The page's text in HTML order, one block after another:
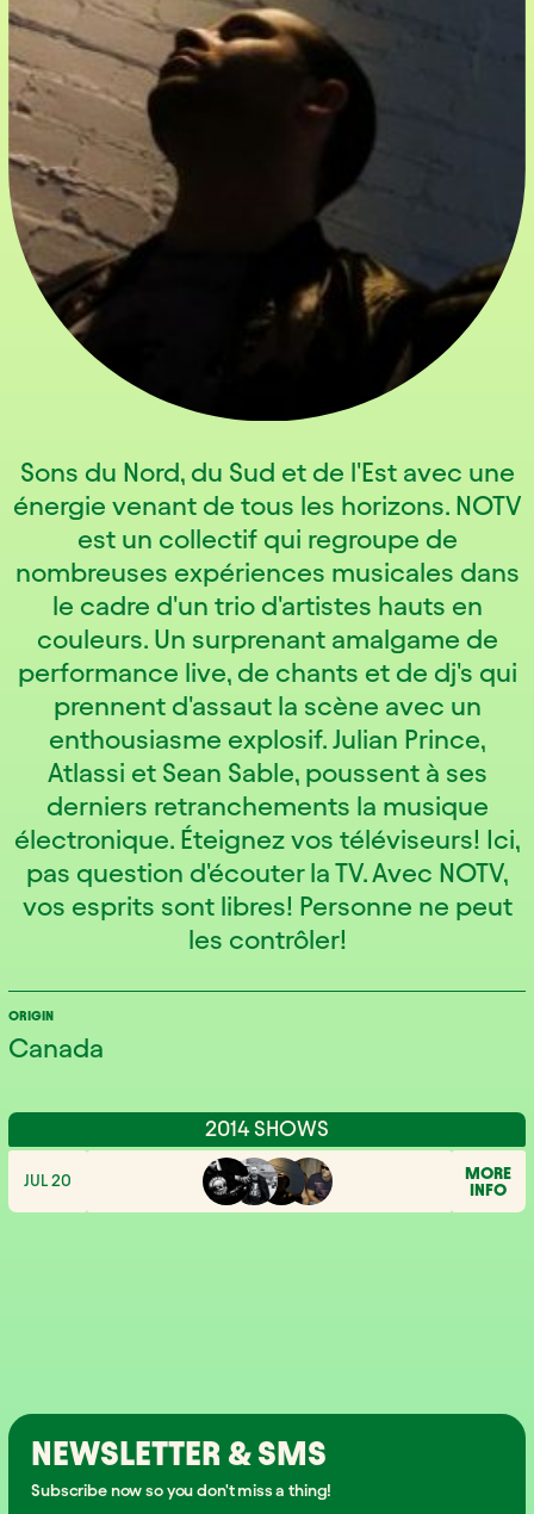
Sons du Nord, du Sud et de l'Est avec une
énergie venant de tous les horizons. NOTV
est un collectif qui regroupe de
nombreuses expériences musicales dans
le cadre d'un trio d'artistes hauts en
couleurs. Un surprenant amalgame de
performance live, de chants et de dj's qui
prennent d'assaut la scène avec un
enthousiasme explosif. Julian Prince,
Atlassi et Sean Sable, poussent à ses
derniers retranchements la musique
électronique. Éteignez vos téléviseurs! Ici,
pas question d'écouter la TV. Avec NOTV,
vos esprits sont libres! Personne ne peut
les contrôler!
ORIGIN
Canada
2014 SHOWS
JUL 20
MORE
INFO
NEWSLETTER & SMS
Subscribe now so you don't miss a thing!